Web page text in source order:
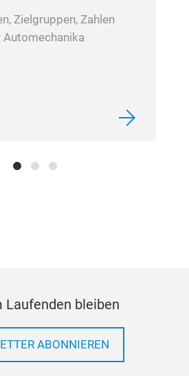
Zielgruppen, Zahlen
Automechanika
Laufenden bleiben
ABONNIEREN